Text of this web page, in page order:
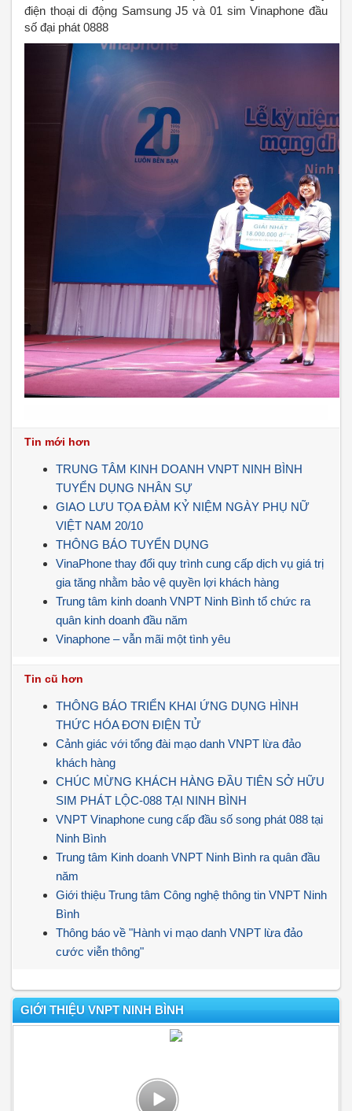
điện thoại di động Samsung J5 và 01 sim Vinaphone đầu
số đại phát 0888
Tin mới hơn
TRUNG TÂM KINH DOANH VNPT NINH BÌNH
TUYỂN DỤNG NHÂN SỰ
GIAO LƯU TỌA ĐÀM KỶ NIỆM NGÀY PHỤ NỮ
VIỆT NAM 20/10
THÔNG BÁO TUYỂN DỤNG
VinaPhone thay đổi quy trình cung cấp dịch vụ giá trị
gia tăng nhằm bảo vệ quyền lợi khách hàng
Trung tâm kinh doanh VNPT Ninh Bình tổ chức ra
quân kinh doanh đầu năm
Vinaphone – vẫn mãi một tình yêu
Tin cũ hơn
THÔNG BÁO TRIỂN KHAI ỨNG DỤNG HÌNH
THỨC HÓA ĐƠN ĐIỆN TỬ
Cảnh giác với tổng đài mạo danh VNPT lừa đảo
khách hàng
CHÚC MỪNG KHÁCH HÀNG ĐẦU TIÊN SỞ HỮU
SIM PHÁT LỘC-088 TẠI NINH BÌNH
VNPT Vinaphone cung cấp đầu số song phát 088 tại
Ninh Bình
Trung tâm Kinh doanh VNPT Ninh Bình ra quân đầu
năm
Giới thiệu Trung tâm Công nghệ thông tin VNPT Ninh
Bình
Thông báo về "Hành vi mạo danh VNPT lừa đảo
cước viễn thông"
GIỚI THIỆU VNPT NINH BÌNH